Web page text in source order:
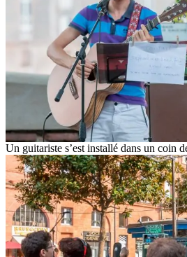
Un guitariste s’est installé dans un coin